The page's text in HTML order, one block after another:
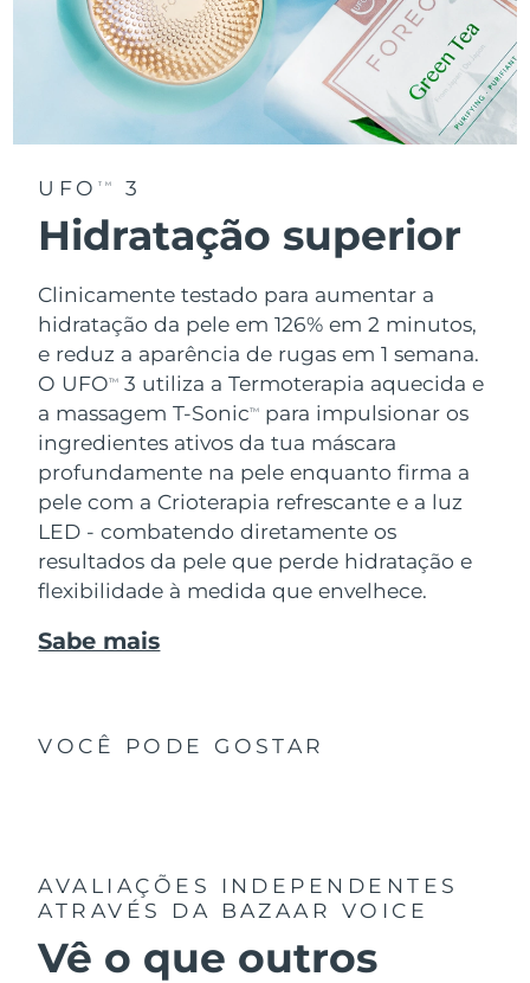
UFO TM 3
Hidratação superior
Clinicamente testado para aumentar a
hidratação da pele em 126% em 2 minutos,
e reduz a aparência de rugas em 1 semana.
O UFOTM
3 utiliza a Termoterapia aquecida e
a massagem T-SonicTM
para impulsionar os
ingredientes ativos da tua máscara
profundamente na pele enquanto firma a
pele com a Crioterapia refrescante e a luz
LED - combatendo diretamente os
resultados da pele que perde hidratação e
flexibilidade à medida que envelhece.
Sabe mais
VOCÊ PODE GOSTAR
AVALIAÇÕES INDEPENDENTES
ATRAVÉS DA BAZAAR VOICE
Vê o que outros